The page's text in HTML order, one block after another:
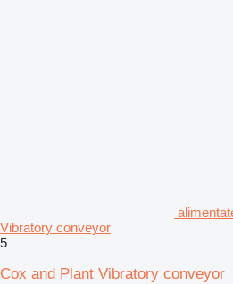
Vibratory conveyor
5
Cox and Plant Vibratory conveyor